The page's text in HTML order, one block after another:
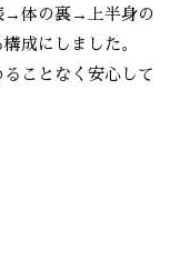
→体の裏→上半身の
成にしました。
ことなく安心して